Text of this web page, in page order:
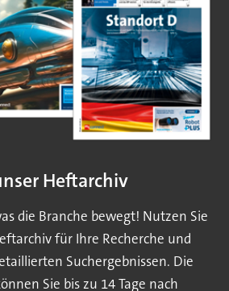
Heftarchiv
die Branche bewegt! Nutzen Sie
für Ihre Recherche und
Suchergebnissen. Die
Sie bis zu 14 Tage nach